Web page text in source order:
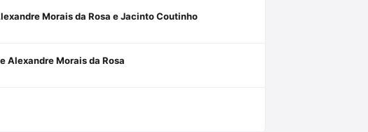
Morais da Rosa e Jacinto Coutinho
Alexandre Morais da Rosa